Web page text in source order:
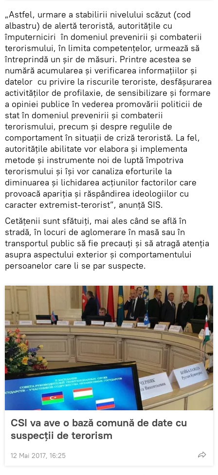
„Astfel, urmare a stabilirii nivelului scăzut (cod
albastru) de alertă teroristă, autorităţile cu
împuterniciri în domeniul prevenirii şi combaterii
terorismului, în limita competenţelor, urmează să
întreprindă un şir de măsuri. Printre acestea se
numără acumularea şi verificarea informațiilor și
datelor cu privire la riscurile teroriste, desfăşurarea
activităţilor de profilaxie, de sensibilizare şi formare
a opiniei publice în vederea promovării politicii de
stat în domeniul prevenirii şi combaterii
terorismului, precum şi despre regulile de
comportament în situaţii de criză teroristă. La fel,
autorităţile abilitate vor elabora și implementa
metode și instrumente noi de luptă împotriva
terorismului şi îşi vor canaliza eforturile la
diminuarea şi lichidarea acţiunilor factorilor care
provoacă apariţia şi răspândirea ideologiilor cu
caracter extremist-terorist”, anunță SIS.
Cetățenii sunt sfătuiți, mai ales când se află în
stradă, în locuri de aglomerare în masă sau în
transportul public să fie precauţi şi să atragă atenția
asupra aspectului exterior şi comportamentului
persoanelor care li se par suspecte.
CSI va ave o bază comună de date cu
suspecții de terorism
12 Mai 2017, 16:25